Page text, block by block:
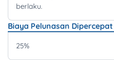
berlaku.
Biaya Pelunasan Dipercepat
25%